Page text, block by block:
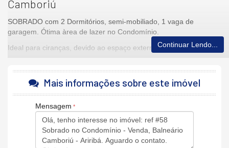
Camboriú
SOBRADO com 2 Dormitórios, semi-mobiliado, 1 vaga de
garagem. Ótima àrea de lazer no Condomínio.
Ideal para ciranças, devido ao espaço externo com Lazer.
ÓTIMA ÁREA DE LAZER
PlayGround Infantil
Amplo espaço no Condomínio
Sobrado com 2 Dormitórios
Sala com 2 Ambientes
Continuar Lendo...
Mais informações sobre este imóvel
Mensagem